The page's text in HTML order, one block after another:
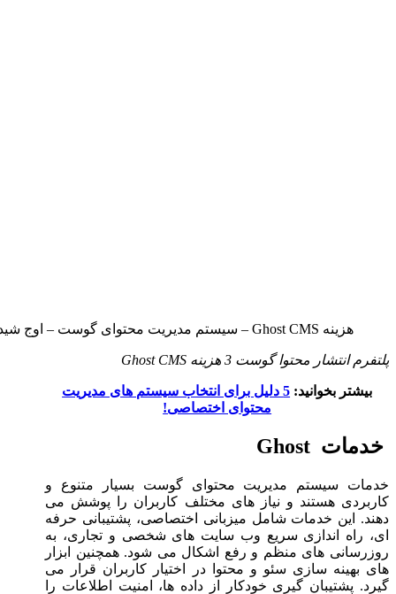
هزینه Ghost CMS – سیستم مدیریت محتوای گوست – اوج شید
پلتفرم انتشار محتوا گوست 3 هزینه Ghost CMS
بیشتر بخوانید:
5 دلیل برای انتخاب سیستم‌ های مدیریت
محتوای اختصاصی!
خدمات Ghost
خدمات سیستم مدیریت محتوای گوست بسیار متنوع و
کاربردی هستند و نیاز های مختلف کاربران را پوشش می
‌دهند. این خدمات شامل میزبانی اختصاصی، پشتیبانی حرفه‌
ای، راه ‌اندازی سریع وب ‌سایت‌ های شخصی و تجاری، به
‌روزرسانی ‌های منظم و رفع اشکال می ‌شود. همچنین ابزار
های بهینه ‌سازی سئو و محتوا در اختیار کاربران قرار می
‌گیرد. پشتیبان ‌گیری خودکار از داده ‌ها، امنیت اطلاعات را